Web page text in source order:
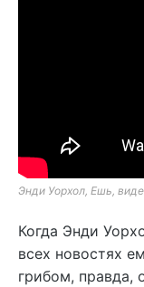
Энди Уорхол, Ешь,
Когда Энди
всех новостях
грибом, правда,